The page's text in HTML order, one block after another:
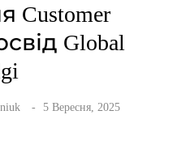
Customer
Global
5 Вересня, 2025